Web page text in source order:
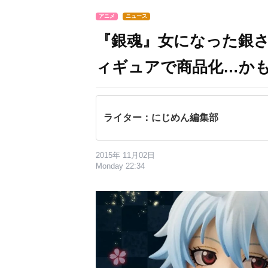
アニメ ニュース
『銀魂』女になった銀
ィギュアで商品化…か
ライター：にじめん編集部
2015年 11月02日
Monday 22:34